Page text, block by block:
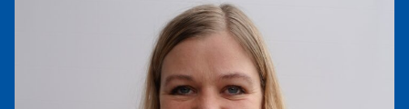
article
"Line
Marie
Løge"